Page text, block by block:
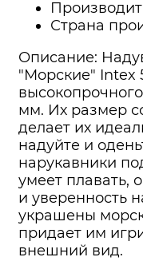
Страна
Описание:
"Морские" Intex
мм. Их размер
делает их
надуйте и
нарукавники
умеет плавать,
и уверенность
украшены
придает им
внешний вид.